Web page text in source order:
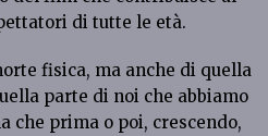
di tutte le età.
fisica, ma anche di quella
parte di noi che abbiamo
che prima o poi, crescendo,